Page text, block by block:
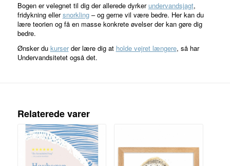
Bogen er velegnet til dig der allerede dyrker undervandsjagt,
fridykning ellersnorkling– og gerne vil være bedre. Her kan du
lære teorien og få en masse konkrete øvelser der kan gøre dig
bedre.
Ønsker du kurserder lære dig at holde vejret længere, så har
Undervandsitetet også det.
Relaterede varer